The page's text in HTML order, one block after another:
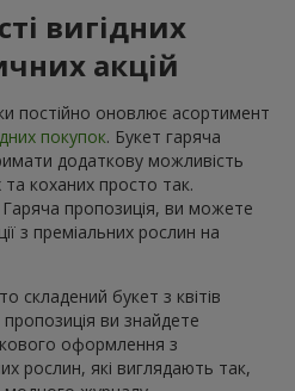
вигідних
акцій
постійно оновлює асортимент
покупок. Букет гаряча
додаткову можливість
коханих просто так.
пропозиція, ви можете
з преміальних рослин на
складений букет з квітів
ви знайдете
оформлення з
рослин, які виглядають так,